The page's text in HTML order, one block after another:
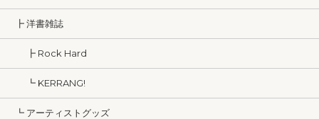
┣ 洋書雑誌
┣ Rock Hard
┗ KERRANG!
┗ アーティストグッズ